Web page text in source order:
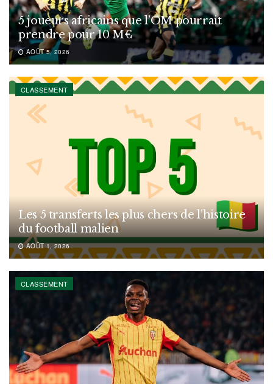
5 joueurs africains que l’OM pourrait
prendre pour 10 M€
AOÛT 5, 2026
CLASSEMENT
Les 5 transferts les plus chers de l’histoire
du football malien
AOÛT 1, 2026
CLASSEMENT